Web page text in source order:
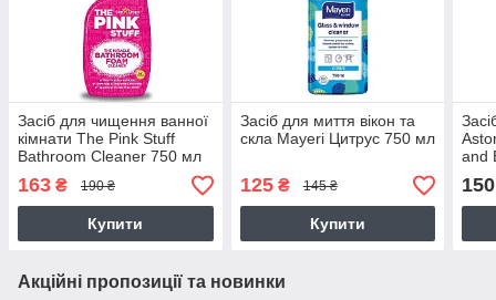
Засіб для чищення ванної
кімнати The Pink Stuff
Bathroom Cleaner 750 мл
163 ₴ 190 ₴
Купити
Засіб для миття вікон та
скла Mayeri Цитрус 750 мл
125₴ 145 ₴
Купити
and
150
Акційні пропозиції та новинки